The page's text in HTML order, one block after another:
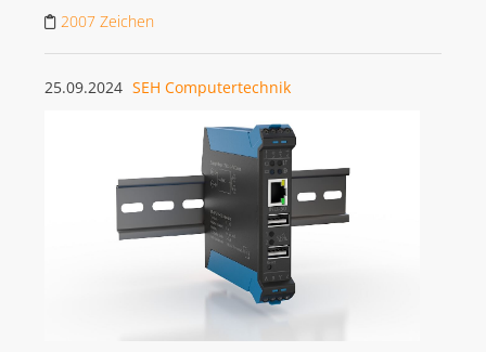
VIBRIO. KOMMUNIKATIONSMANAGEMENT DR. KAUSCH
2007 Zeichen
25.09.2024 SEH Computertechnik